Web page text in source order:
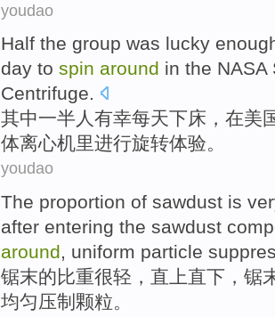
youdao
Half the group was lucky
day to spin around in the NASA
Centrifuge.
其中一半 人 有幸每天下床 ， 在美
体离心机里进行旋转体验。
youdao
The proportion of sawdust is
after entering the sawdust
around, uniform particle
锯末的比重很轻 ， 直 上直下 ，锯
均匀压制 颗粒。